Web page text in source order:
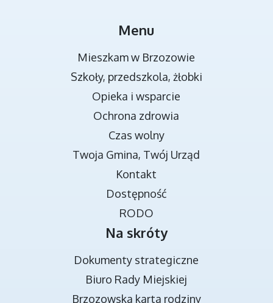
MIEJSCA REKREACJI
TRANSMISJA OBRAD RADY MIEJSKIEJ
Menu
Mieszkam w Brzozowie
Szkoły, przedszkola, żłobki
Opieka i wsparcie
Ochrona zdrowia
Czas wolny
Twoja Gmina, Twój Urząd
Kontakt
Dostępność
RODO
Na skróty
Dokumenty strategiczne
Biuro Rady Miejskiej
Brzozowska karta rodziny